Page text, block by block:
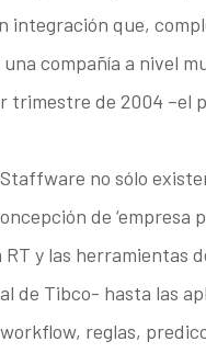
integración que,
compañía a nivel
trimestre de 2004 –el
no sólo
de
y las herramientas
de Tibco- hasta las
reglas,